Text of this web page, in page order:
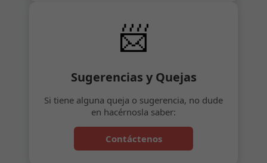
📨
Sugerencias y Quejas
Si tiene alguna queja o sugerencia, no dude
en hacérnosla saber:
Contáctenos